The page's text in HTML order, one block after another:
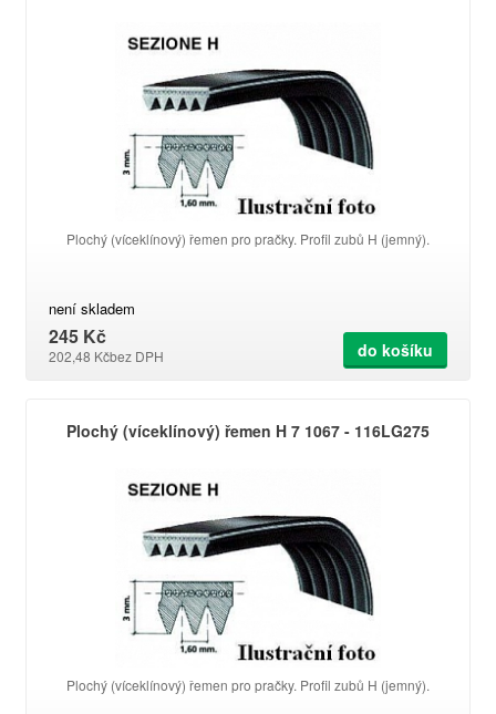
Plochý (víceklínový) řemen pro pračky. Profil zubů H (jemný).
není skladem
245 Kč
202,48 Kčbez DPH do košíku
Plochý (víceklínový) řemen H 7 1067 - 116LG275
Plochý (víceklínový) řemen pro pračky. Profil zubů H (jemný).